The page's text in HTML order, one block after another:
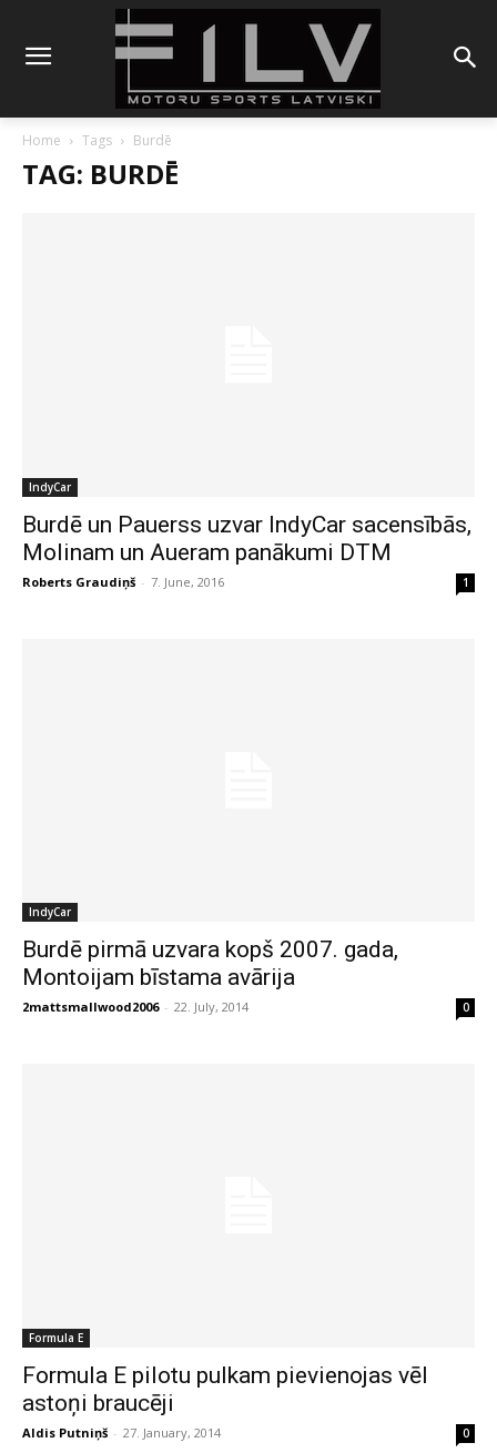
Home Tags Burdē
TAG: BURDĒ
IndyCar
Burdē un Pauerss uzvar IndyCar sacensībās,
Molinam un Aueram panākumi DTM
Roberts Graudiņš - 7. June, 2016 1
IndyCar
Burdē pirmā uzvara kopš 2007. gada,
Montoijam bīstama avārija
2mattsmallwood2006 - 22. July, 2014 0
Formula E
Formula E pilotu pulkam pievienojas vēl
astoņi braucēji
Aldis Putniņš - 27. January, 2014 0